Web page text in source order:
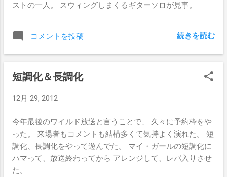
ストの一人。 スウィングしまくるギターソロが見事。
コメントを投稿 続きを読む
短調化＆長調化
12月 29, 2012
今年最後のワイルド放送と言うことで、 久々に予約枠をや
った。 来場者もコメントも結構多くて気持よく演れた。 短
調化、長調化をやって遊んでた。 マイ・ガールの短調化に
ハマって、放送終わってから アレンジして、レパ入りさせ
た。